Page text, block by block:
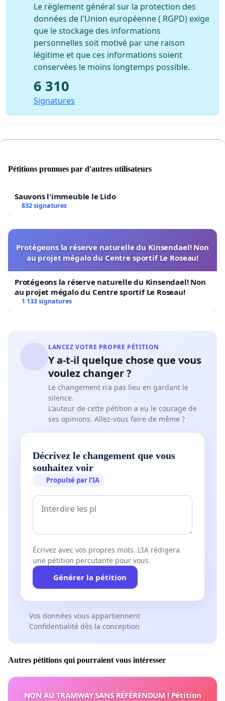
Le règlement général sur la protection des
données de l'Union européenne ( RGPD) exige
que le stockage des informations
personnelles soit motivé par une raison
légitime et que ces informations soient
conservées le moins longtemps possible.
6 310
Signatures
Pétitions promues par d'autres utilisateurs
Sauvons l'immeuble le Lido
832 signatures
Protégeons la réserve naturelle du Kinsendael! Non
au projet mégalo du Centre sportif Le Roseau!
Protégeons la réserve naturelle du Kinsendael! Non
au projet mégalo du Centre sportif Le Roseau!
1 133 signatures
LANCEZ VOTRE PROPRE PÉTITION
Y a-t-il quelque chose que vous
voulez changer ?
Le changement n'a pas lieu en gardant le
silence.
L'auteur de cette pétition a eu le courage de
ses opinions. Allez-vous faire de même ?
Décrivez le changement que vous
souhaitez voir
Propulsé par l’IA
Écrivez avec vos propres mots. L’IA rédigera
une pétition percutante pour vous.
Générer la pétition
Vos données vous appartiennent
Confidentialité dès la conception
Autres pétitions qui pourraient vous intéresser
NON AU TRAMWAY SANS RÉFÉRENDUM ! Pétition